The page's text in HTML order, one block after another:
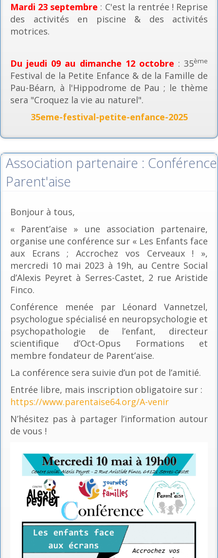
Mardi 23 septembre : C'est la rentrée ! Reprise
des activités en piscine & des activités
motrices.
Du jeudi 09 au dimanche 12 octobre : 35ème
Festival de la Petite Enfance & de la Famille de
Pau-Béarn, à l'Hippodrome de Pau ; le thème
sera "Croquez la vie au naturel".
35eme-festival-petite-enfance-2025
Association partenaire : Conférence
Parent'aise
Bonjour à tous,
« Parent’aise » une association partenaire,
organise une conférence sur « Les Enfants face
aux Ecrans ; Accrochez vos Cerveaux ! »,
mercredi 10 mai 2023 à 19h, au Centre Social
d’Alexis Peyret à Serres-Castet, 2 rue Aristide
Finco.
Conférence menée par Léonard Vannetzel,
psychologue spécialisé en neuropsychologie et
psychopathologie de l’enfant, directeur
scientifique d’Oct-Opus Formations et
membre fondateur de Parent’aise.
La conférence sera suivie d’un pot de l’amitié.
Entrée libre, mais inscription obligatoire sur :
https://www.parentaise64.org/A-venir
N’hésitez pas à partager l’information autour
de vous !